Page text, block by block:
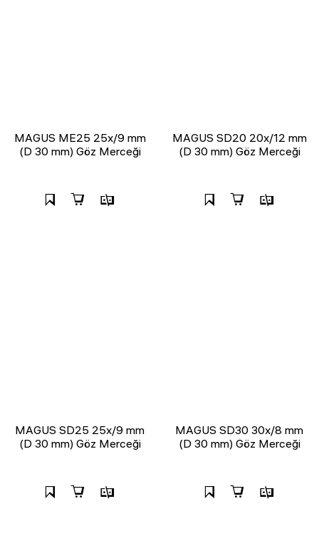
MAGUS ME25 25х/9 mm
(D 30 mm) Göz Merceği
MAGUS SD20 20x/12 mm
(D 30 mm) Göz Merceği
MAGUS SD25 25x/9 mm
(D 30 mm) Göz Merceği
MAGUS SD30 30x/8 mm
(D 30 mm) Göz Merceği